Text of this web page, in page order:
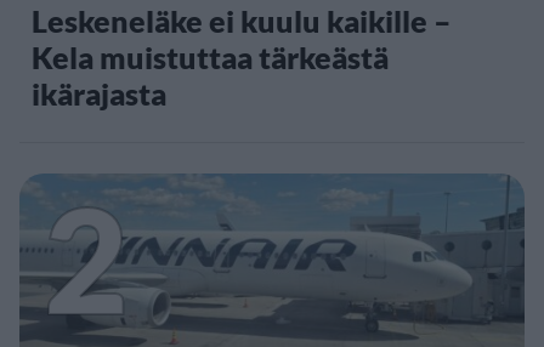
Leskeneläke ei kuulu kaikille –
Kela muistuttaa tärkeästä
ikärajasta
2